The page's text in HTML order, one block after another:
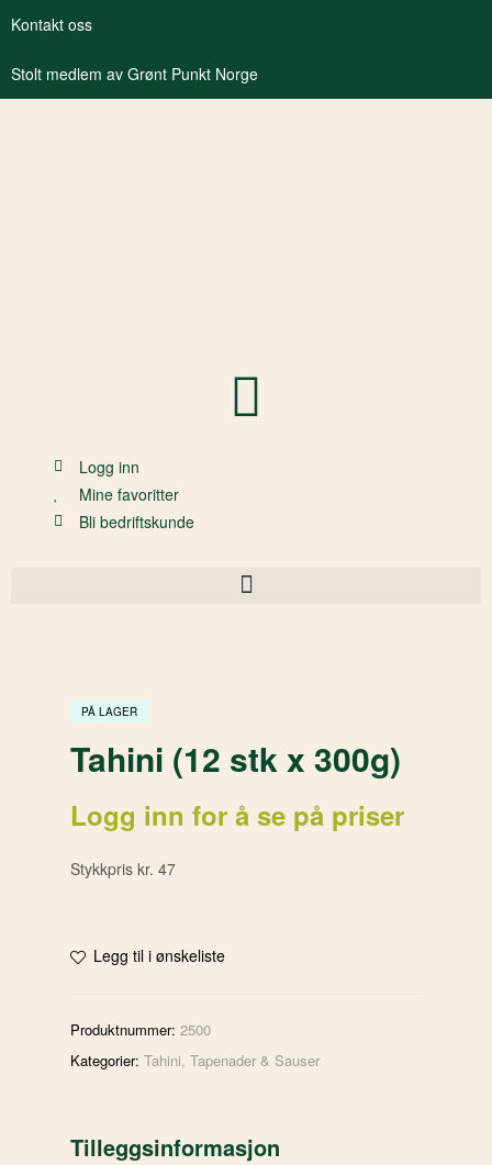
Kontakt oss
Stolt medlem av Grønt Punkt Norge
Logg inn
Mine favoritter
Bli bedriftskunde
PÅ LAGER
Tahini (12 stk x 300g)
Logg inn for å se på priser
Stykkpris kr. 47
Legg til i ønskeliste
Produktnummer: 2500
Kategorier: Tahini, Tapenader & Sauser
Tilleggsinformasjon